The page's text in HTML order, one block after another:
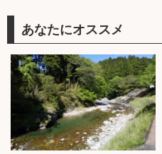
あなたにオススメ